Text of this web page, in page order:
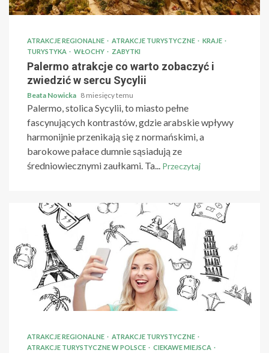
ATRAKCJE REGIONALNE ATRAKCJE TURYSTYCZNE
KRAJE
TURYSTYKA
WŁOCHY ZABYTKI
Palermo atrakcje co warto zobaczyć i
zwiedzić w sercu Sycylii
Beata Nowicka 8 miesięcy temu
Palermo, stolica Sycylii, to miasto pełne
fascynujących kontrastów, gdzie arabskie wpływy
harmonijnie przenikają się z normańskimi, a
barokowe pałace dumnie sąsiadują ze
średniowiecznymi zaułkami. Ta...
Przeczytaj
ATRAKCJE REGIONALNE
ATRAKCJE TURYSTYCZNE
ATRAKCJE TURYSTYCZNE W POLSCE
CIEKAWE MIEJSCA